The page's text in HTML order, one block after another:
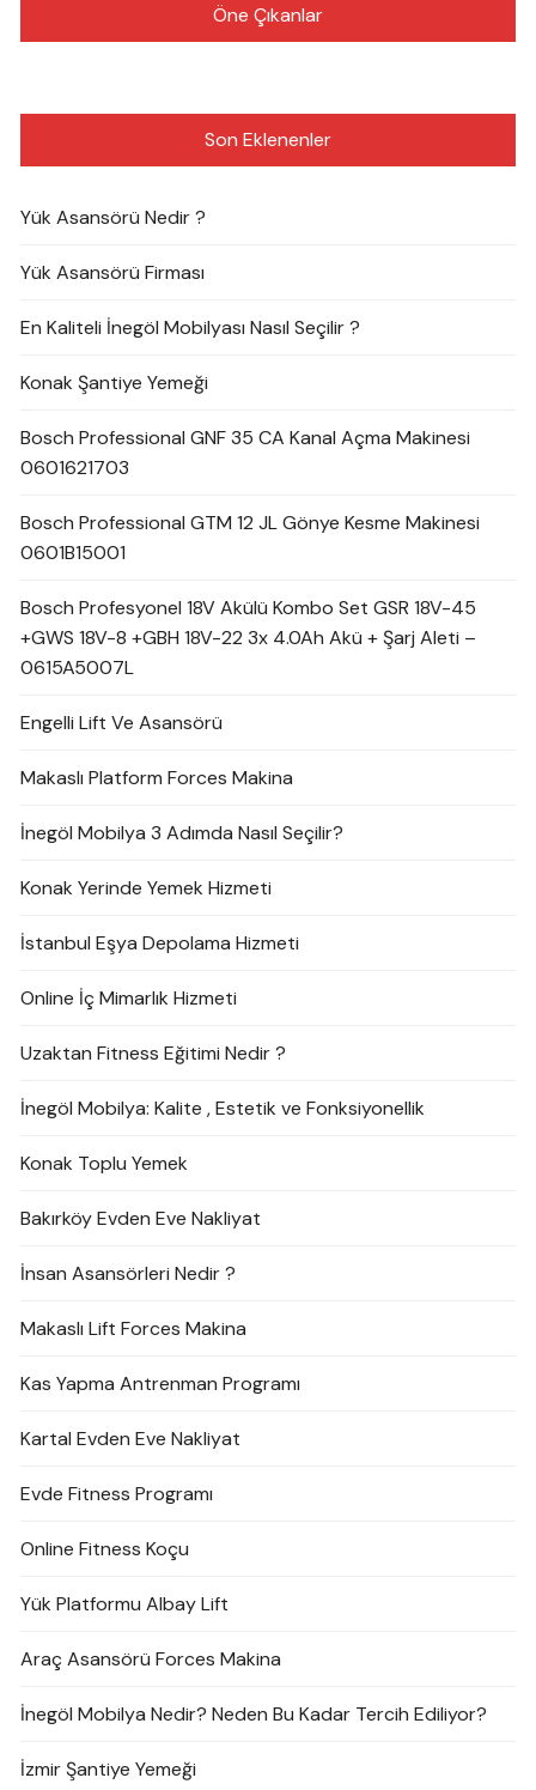
Öne Çıkanlar
Son Eklenenler
Yük Asansörü Nedir ?
Yük Asansörü Firması
En Kaliteli İnegöl Mobilyası Nasıl Seçilir ?
Konak Şantiye Yemeği
Bosch Professional GNF 35 CA Kanal Açma Makinesi
0601621703
Bosch Professional GTM 12 JL Gönye Kesme Makinesi
0601B15001
Bosch Profesyonel 18V Akülü Kombo Set GSR 18V-45
+GWS 18V-8 +GBH 18V-22 3x 4.0Ah Akü + Şarj Aleti –
0615A5007L
Engelli Lift Ve Asansörü
Makaslı Platform Forces Makina
İnegöl Mobilya 3 Adımda Nasıl Seçilir?
Konak Yerinde Yemek Hizmeti
İstanbul Eşya Depolama Hizmeti
Online İç Mimarlık Hizmeti
Uzaktan Fitness Eğitimi Nedir ?
İnegöl Mobilya: Kalite , Estetik ve Fonksiyonellik
Konak Toplu Yemek
Bakırköy Evden Eve Nakliyat
İnsan Asansörleri Nedir ?
Makaslı Lift Forces Makina
Kas Yapma Antrenman Programı
Kartal Evden Eve Nakliyat
Evde Fitness Programı
Online Fitness Koçu
Yük Platformu Albay Lift
Araç Asansörü Forces Makina
İnegöl Mobilya Nedir? Neden Bu Kadar Tercih Ediliyor?
İzmir Şantiye Yemeği